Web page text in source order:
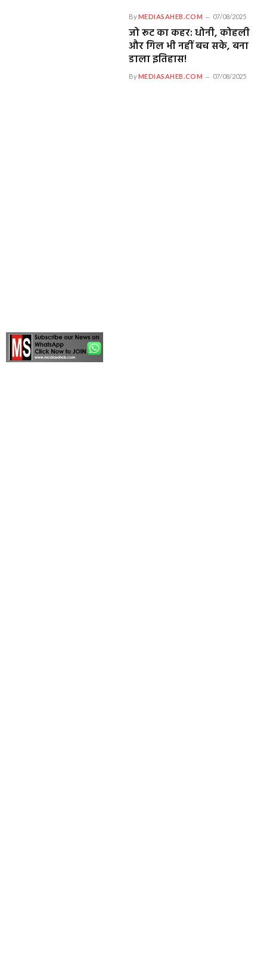
ByMEDIASAHEB.COM 07/08/2025
जो रूट का कहर: धोनी, कोहली
और गिल भी नहीं बच सके, बना
डाला इतिहास!
ByMEDIASAHEB.COM 07/08/2025